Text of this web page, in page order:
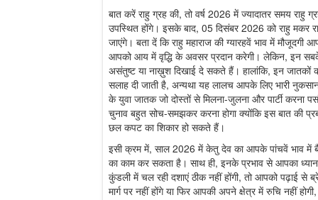
बात करें राहु ग्रह की, तो वर्ष 2026 में ज्यादातर समय राहु
उपस्थित होंगे। इसके बाद, 05 दिसंबर 2026 को राहु मकर
जाएंगे। बता दें कि राहु महाराज की ग्यारहवें भाव में
आपको आय में वृद्धि के अवसर प्रदान करेगी। लेकिन, इन
असंतुष्ट या नाख़ुश दिखाई दे सकते हैं। हालांकि, इन जातकों
सलाह दी जाती है, अन्यथा यह लालच आपके लिए भारी
के युवा जातक जो दोस्तों से मिलना-जुलना और पार्टी करना
चुनाव बहुत सोच-समझकर करना होगा क्योंकि इस बात की
छल कपट का शिकार हो सकते हैं।
इसी क्रम में, साल 2026 में केतु देव का आपके पांचवें भाव में
का काम कर सकता है। साथ ही, इनके प्रभाव से आपका
कुंडली में चल रही दशाएं ठीक नहीं होंगी, तो आपको पढ़ाई
मार्ग पर नहीं होंगे या फिर आपकी अपने क्षेत्र में रुचि नहीं